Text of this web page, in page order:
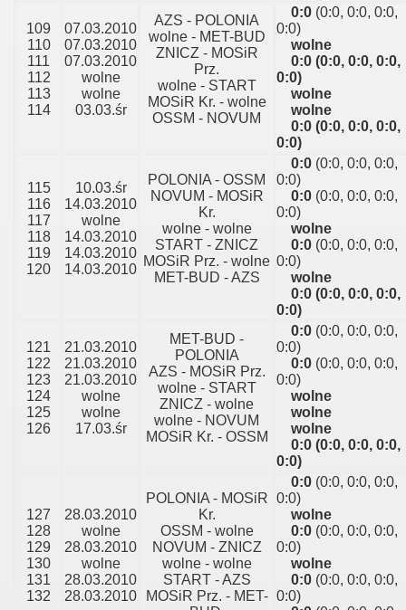
109
110
111
112
113
114
07.03.2010
07.03.2010
07.03.2010
wolne
wolne
03.03.śr
AZS - POLONIA
wolne - MET-BUD
ZNICZ - MOSiR
Prz.
wolne - START
MOSiR Kr. - wolne
OSSM - NOVUM
0:0 (0:0, 0:0, 0:0,
0:0)
wolne
0:0 (0:0, 0:0, 0:0,
0:0)
wolne
wolne
0:0 (0:0, 0:0, 0:0,
0:0)
115
116
117
118
119
120
10.03.śr
14.03.2010
wolne
14.03.2010
14.03.2010
14.03.2010
POLONIA - OSSM
NOVUM - MOSiR
Kr.
wolne - wolne
START - ZNICZ
MOSiR Prz. - wolne
MET-BUD - AZS
0:0 (0:0, 0:0, 0:0,
0:0)
0:0 (0:0, 0:0, 0:0,
0:0)
wolne
0:0 (0:0, 0:0, 0:0,
0:0)
wolne
0:0 (0:0, 0:0, 0:0,
0:0)
121
122
123
124
125
126
21.03.2010
21.03.2010
21.03.2010
wolne
wolne
17.03.śr
MET-BUD -
POLONIA
AZS - MOSiR Prz.
wolne - START
ZNICZ - wolne
wolne - NOVUM
MOSiR Kr. - OSSM
0:0 (0:0, 0:0, 0:0,
0:0)
0:0 (0:0, 0:0, 0:0,
0:0)
wolne
wolne
wolne
0:0 (0:0, 0:0, 0:0,
0:0)
127
128
129
130
131
132
28.03.2010
wolne
28.03.2010
wolne
28.03.2010
28.03.2010
POLONIA - MOSiR
Kr.
OSSM - wolne
NOVUM - ZNICZ
wolne - wolne
START - AZS
MOSiR Prz. - MET-
0:0 (0:0, 0:0, 0:0,
0:0)
wolne
0:0 (0:0, 0:0, 0:0,
0:0)
wolne
0:0 (0:0, 0:0, 0:0,
0:0)